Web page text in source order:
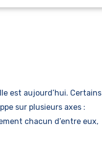
est aujourd’hui. Certains
sur plusieurs axes :
chacun d’entre eux,